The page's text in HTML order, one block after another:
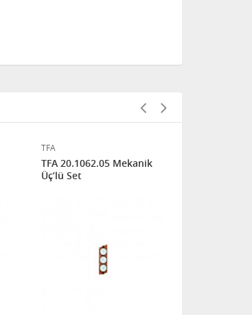
TFA
TFA 20.1062.05 Mekanik
Üç’lü Set